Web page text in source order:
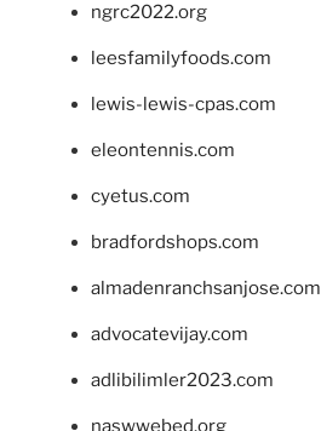
ngrc2022.org
leesfamilyfoods.com
lewis-lewis-cpas.com
eleontennis.com
cyetus.com
bradfordshops.com
almadenranchsanjose.com
advocatevijay.com
adlibilimler2023.com
naswwebed.org